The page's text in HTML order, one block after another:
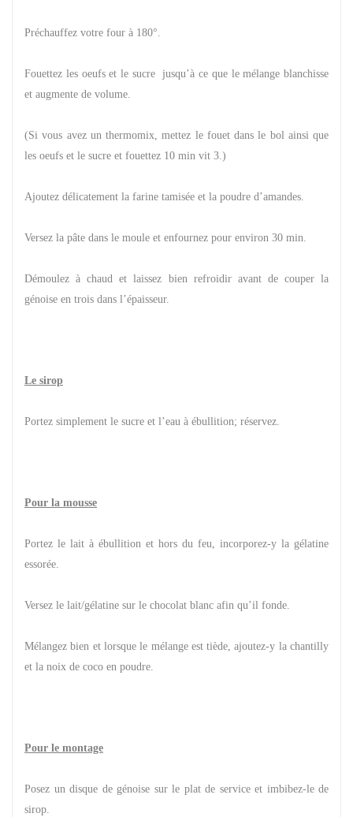
Préchauffez votre four à 180°.
Fouettez les oeufs et le sucre jusqu’à ce que le mélange blanchisse
et augmente de volume.
(Si vous avez un thermomix, mettez le fouet dans le bol ainsi que
les oeufs et le sucre et fouettez 10 min vit 3.)
Ajoutez délicatement la farine tamisée et la poudre d’amandes.
Versez la pâte dans le moule et enfournez pour environ 30 min.
Démoulez à chaud et laissez bien refroidir avant de couper la
génoise en trois dans l’épaisseur.
Le sirop
Portez simplement le sucre et l’eau à ébullition; réservez.
Pour la mousse
Portez le lait à ébullition et hors du feu, incorporez-y la gélatine
essorée.
Versez le lait/gélatine sur le chocolat blanc afin qu’il fonde.
Mélangez bien et lorsque le mélange est tiède, ajoutez-y la chantilly
et la noix de coco en poudre.
Pour le montage
Posez un disque de génoise sur le plat de service et imbibez-le de
sirop.